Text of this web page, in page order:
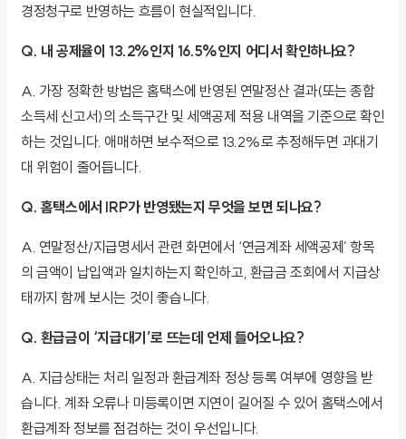
경정청구로 반영하는 흐름이 현실적입니다.
Q. 내 공제율이 13.2%인지 16.5%인지 어디서 확인하나요?
A. 가장 정확한 방법은 홈택스에 반영된 연말정산 결과(또는 종합
소득세 신고서)의 소득구간 및 세액공제 적용 내역을 기준으로 확인
하는 것입니다. 애매하면 보수적으로 13.2%로 추정해두면 과대기
대 위험이 줄어듭니다.
Q. 홈택스에서 IRP가 반영됐는지 무엇을 보면 되나요?
A. 연말정산/지급명세서 관련 화면에서 ‘연금계좌 세액공제’ 항목
의 금액이 납입액과 일치하는지 확인하고, 환급금 조회에서 지급상
태까지 함께 보시는 것이 좋습니다.
Q. 환급금이 ‘지급대기’로 뜨는데 언제 들어오나요?
A. 지급상태는 처리 일정과 환급계좌 정상 등록 여부에 영향을 받
습니다. 계좌 오류나 미등록이면 지연이 길어질 수 있어 홈택스에서
환급계좌 정보를 점검하는 것이 우선입니다.